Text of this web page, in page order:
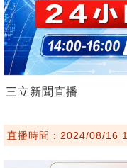
三立新聞直播
直播時間：2024/08/16